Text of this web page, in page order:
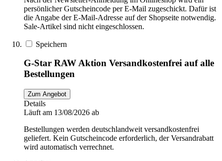
persönlicher Gutscheincode per E-Mail zugeschickt. Dafür ist
die Angabe der E-Mail-Adresse auf der Shopseite notwendig.
Sale-Artikel sind nicht eingeschlossen.
Speichern
G-Star RAW Aktion Versandkostenfrei auf alle
Bestellungen
Zum Angebot
Details
Läuft am 13/08/2026 ab
Bestellungen werden deutschlandweit versandkostenfrei
geliefert. Kein Gutscheincode erforderlich, der Versandrabatt
wird automatisch verrechnet.